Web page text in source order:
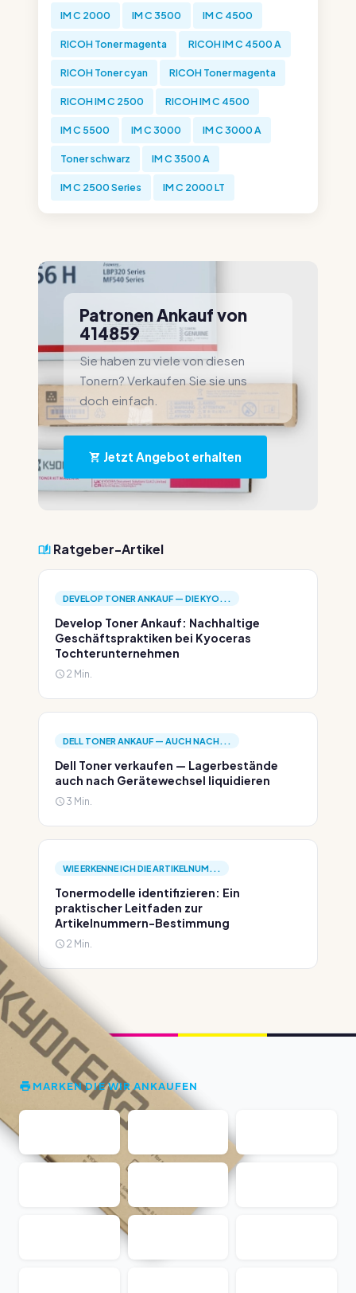
IM C 2000 IM C 3500 IM C 4500
RICOH Toner magenta RICOH IM C 4500 A
RICOH Toner cyan RICOH Toner magenta
RICOH IM C 2500 RICOH IM C 4500
IM C 5500 IM C 3000 IM C 3000 A
Toner schwarz IM C 3500 A
IM C 2500 Series IM C 2000 LT
Patronen Ankauf von
414859
Sie haben zu viele von diesen
Tonern? Verkaufen Sie sie uns
doch einfach.
Jetzt Angebot erhalten
Ratgeber-Artikel
DEVELOP TONER ANKAUF — DIE KYO...
Develop Toner Ankauf: Nachhaltige
Geschäftspraktiken bei Kyoceras
Tochterunternehmen
2 Min.
DELL TONER ANKAUF — AUCH NACH...
Dell Toner verkaufen — Lagerbestände
auch nach Gerätewechsel liquidieren
3 Min.
WIE ERKENNE ICH DIE ARTIKELNUM...
Tonermodelle identifizieren: Ein
praktischer Leitfaden zur
Artikelnummern-Bestimmung
2 Min.
MARKEN DIE WIR ANKAUFEN